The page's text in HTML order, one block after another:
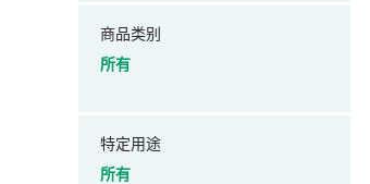
商品类别
所有
特定用途
所有